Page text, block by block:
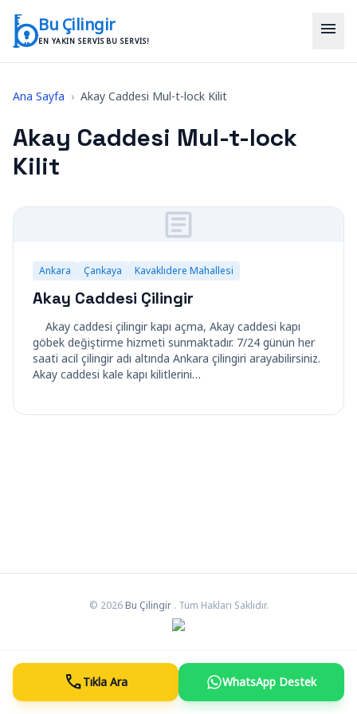
Bu Çilingir
EN YAKIN SERVIS BU SERVIS!
menu
Ana Sayfa › Akay Caddesi Mul-t-lock Kilit
Akay Caddesi Mul-t-lock
Kilit
Ankara Çankaya Kavaklıdere Mahallesi
Akay Caddesi Çilingir
Akay caddesi çilingir kapı açma, Akay caddesi kapı
göbek değiştirme hizmeti sunmaktadır. 7/24 günün her
saati acil çilingir adı altında Ankara çilingiri arayabilirsiniz.
Akay caddesi kale kapı kilitlerini…
© 2026 Bu Çilingir . Tüm Hakları Saklıdır.
callTıkla Ara WhatsApp Destek